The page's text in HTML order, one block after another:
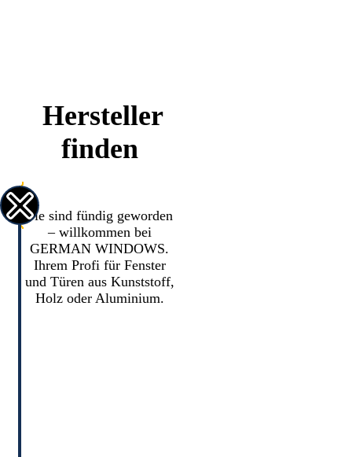
Hersteller
finden
Sie sind fündig geworden
– willkommen bei
GERMAN WINDOWS.
Ihrem Profi für Fenster
und Türen aus Kunststoff,
Holz oder Aluminium.